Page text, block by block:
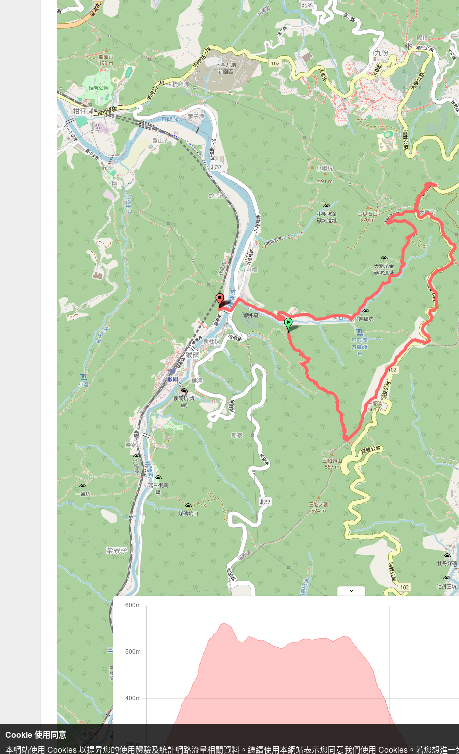
Cookie 使用同意
本網站使用 Cookies 以提昇您的使用體驗及統計網路流量相關資料。繼續使用本網站表示您同意我們使用 Cookies。若您想進一